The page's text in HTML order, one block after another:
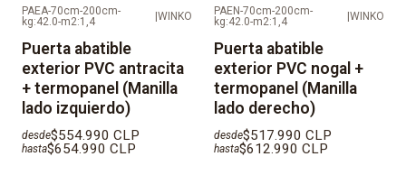
PAEA-70cm-200cm-
kg:42.0-m2:1,4
WINKO
Puerta abatible
exterior PVC antracita
+ termopanel (Manilla
lado izquierdo)
desde$554.990 CLP
hasta$654.990 CLP
PAEN-70cm-200cm-
kg:42.0-m2:1,4
WINKO
Puerta abatible
exterior PVC nogal +
termopanel (Manilla
lado derecho)
desde$517.990 CLP
hasta$612.990 CLP